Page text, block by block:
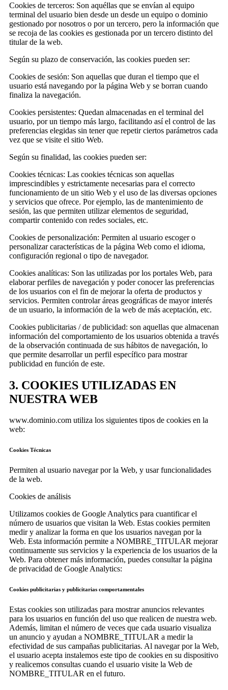
Cookies de terceros: Son aquéllas que se envían al equipo
terminal del usuario bien desde un desde un equipo o dominio
gestionado por nosotros o por un tercero, pero la información que
se recoja de las cookies es gestionada por un tercero distinto del
titular de la web.
Según su plazo de conservación, las cookies pueden ser:
Cookies de sesión: Son aquellas que duran el tiempo que el
usuario está navegando por la página Web y se borran cuando
finaliza la navegación.
Cookies persistentes: Quedan almacenadas en el terminal del
usuario, por un tiempo más largo, facilitando así el control de las
preferencias elegidas sin tener que repetir ciertos parámetros cada
vez que se visite el sitio Web.
Según su finalidad, las cookies pueden ser:
Cookies técnicas: Las cookies técnicas son aquellas
imprescindibles y estrictamente necesarias para el correcto
funcionamiento de un sitio Web y el uso de las diversas opciones
y servicios que ofrece. Por ejemplo, las de mantenimiento de
sesión, las que permiten utilizar elementos de seguridad,
compartir contenido con redes sociales, etc.
Cookies de personalización: Permiten al usuario escoger o
personalizar características de la página Web como el idioma,
configuración regional o tipo de navegador.
Cookies analíticas: Son las utilizadas por los portales Web, para
elaborar perfiles de navegación y poder conocer las preferencias
de los usuarios con el fin de mejorar la oferta de productos y
servicios. Permiten controlar áreas geográficas de mayor interés
de un usuario, la información de la web de más aceptación, etc.
Cookies publicitarias / de publicidad: son aquellas que almacenan
información del comportamiento de los usuarios obtenida a través
de la observación continuada de sus hábitos de navegación, lo
que permite desarrollar un perfil específico para mostrar
publicidad en función de este.
3. COOKIES UTILIZADAS EN
NUESTRA WEB
www.dominio.com utiliza los siguientes tipos de cookies en la
web:
Cookies Técnicas
Permiten al usuario navegar por la Web, y usar funcionalidades
de la web.
Cookies de análisis
Utilizamos cookies de Google Analytics para cuantificar el
número de usuarios que visitan la Web. Estas cookies permiten
medir y analizar la forma en que los usuarios navegan por la
Web. Esta información permite a NOMBRE_TITULAR mejorar
continuamente sus servicios y la experiencia de los usuarios de la
Web. Para obtener más información, puedes consultar la página
de privacidad de Google Analytics:
Cookies publicitarias y publicitarias comportamentales
Estas cookies son utilizadas para mostrar anuncios relevantes
para los usuarios en función del uso que realicen de nuestra web.
Además, limitan el número de veces que cada usuario visualiza
un anuncio y ayudan a NOMBRE_TITULAR a medir la
efectividad de sus campañas publicitarias. Al navegar por la Web,
el usuario acepta instalemos este tipo de cookies en su dispositivo
y realicemos consultas cuando el usuario visite la Web de
NOMBRE_TITULAR en el futuro.